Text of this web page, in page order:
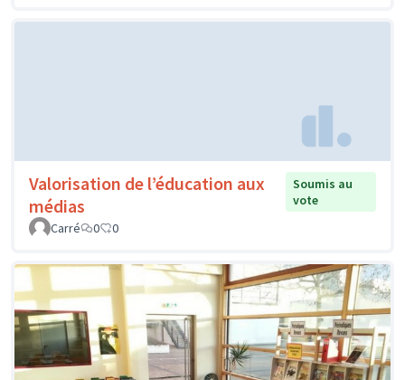
Valorisation de l’éducation aux
médias
Soumis au
vote
Carré
0 0